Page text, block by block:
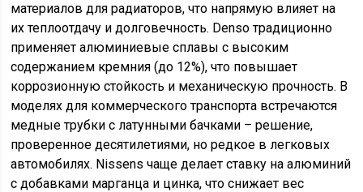
материалов для радиаторов, что напрямую влияет на
их теплоотдачу и долговечность. Denso традиционно
применяет алюминиевые сплавы с высоким
содержанием кремния (до 12%), что повышает
коррозионную стойкость и механическую прочность. В
моделях для коммерческого транспорта встречаются
медные трубки с латунными бачками – решение,
проверенное десятилетиями, но редкое в легковых
автомобилях. Nissens чаще делает ставку на алюминий
с добавками марганца и цинка, что снижает вес